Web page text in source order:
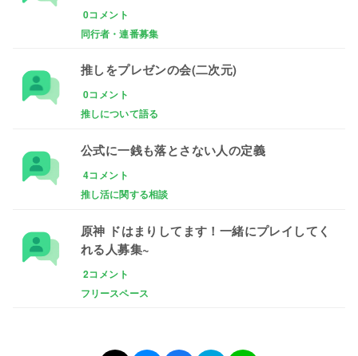
0コメント
同行者・連番募集
推しをプレゼンの会(二次元)
0コメント
推しについて語る
公式に一銭も落とさない人の定義
4コメント
推し活に関する相談
原神 ドはまりしてます！一緒にプレイしてく
れる人募集~
2コメント
フリースペース